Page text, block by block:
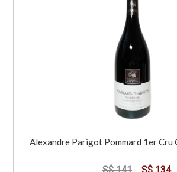
Alexandre Parigot Pommard 1er Cru